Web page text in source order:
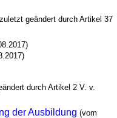
geändert durch Artikel 37
durch Artikel 2 V. v.
der Ausbildung (vom